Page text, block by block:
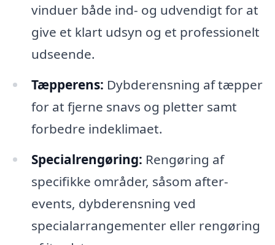
vinduer både ind- og udvendigt for at
give et klart udsyn og et professionelt
udseende.
Tæpperens: Dybderensning af tæpper
for at fjerne snavs og pletter samt
forbedre indeklimaet.
Specialrengøring: Rengøring af
specifikke områder, såsom after-
events, dybderensning ved
specialarrangementer eller rengøring